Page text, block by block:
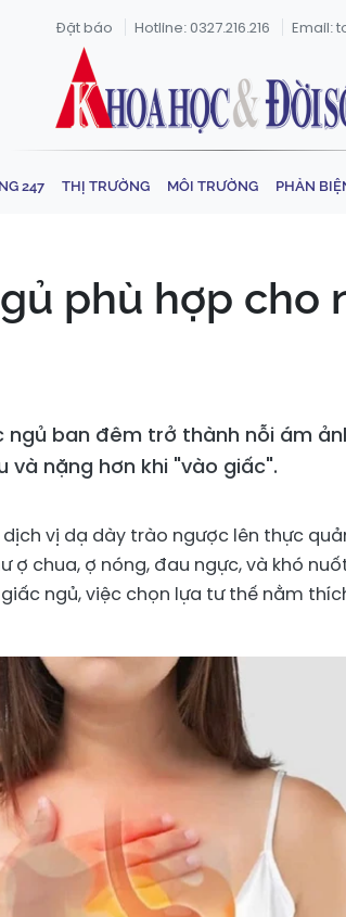
Đặt báo Hotline: 0327.216.216 Email:
247 THỊ TRƯỜNG MÔI TRƯỜNG PHẢN
phù hợp cho
ban đêm trở thành nỗi ám
và nặng hơn khi "vào giấc".
vị dạ dày trào ngược lên thực
ợ chua, ợ nóng, đau ngực, và khó
ngủ, việc chọn lựa tư thế nằm